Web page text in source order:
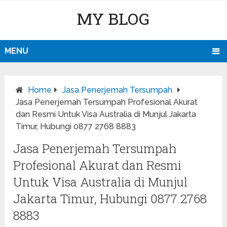
MY BLOG
MENU
Home
Jasa Penerjemah Tersumpah
Jasa Penerjemah Tersumpah Profesional Akurat
dan Resmi Untuk Visa Australia di Munjul Jakarta
Timur, Hubungi 0877 2768 8883
Jasa Penerjemah Tersumpah
Profesional Akurat dan Resmi
Untuk Visa Australia di Munjul
Jakarta Timur, Hubungi 0877 2768
8883